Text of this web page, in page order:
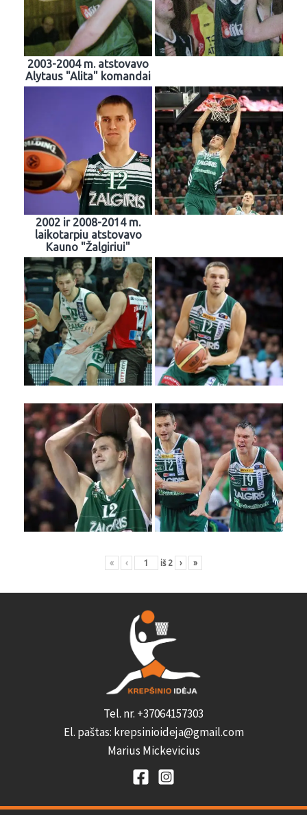
2003-2004 m. atstovavo
Alytaus "Alita" komandai
2002 ir 2008-2014 m.
laikotarpiu atstovavo
Kauno "Žalgiriui"
« ‹ iš 2 › »
Tel. nr. +37064157303
El. paštas: krepsinioideja@gmail.com
Marius Mickevicius